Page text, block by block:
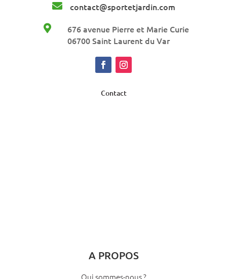
 contact@sportetjardin.com

676 avenue Pierre et Marie Curie
06700 Saint Laurent du Var
Contact
A PROPOS